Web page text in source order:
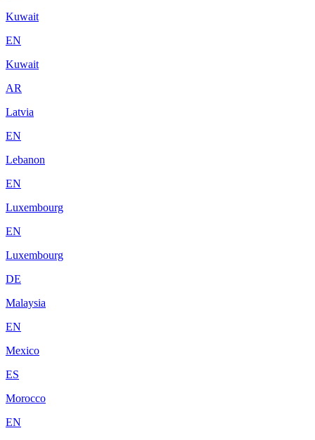
Kuwait
EN
Kuwait
AR
Latvia
EN
Lebanon
EN
Luxembourg
EN
Luxembourg
DE
Malaysia
EN
Mexico
ES
Morocco
EN